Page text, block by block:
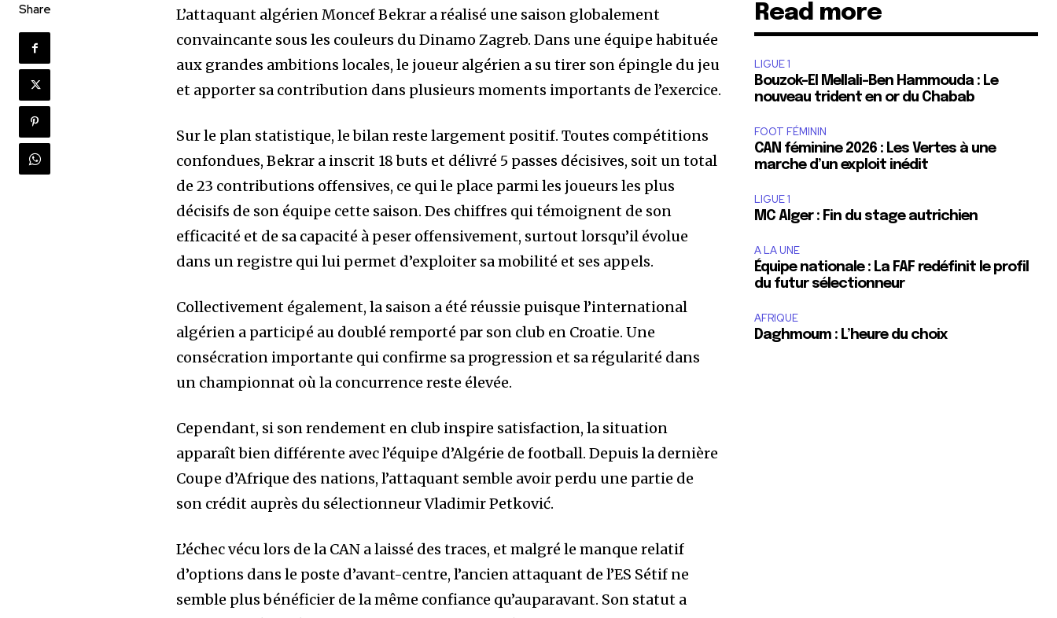
Share
L’attaquant algérien Moncef Bekrar a réalisé une saison globalement
convaincante sous les couleurs du Dinamo Zagreb. Dans une équipe habituée
aux grandes ambitions locales, le joueur algérien a su tirer son épingle du jeu
et apporter sa contribution dans plusieurs moments importants de l’exercice.
Sur le plan statistique, le bilan reste largement positif. Toutes compétitions
confondues, Bekrar a inscrit 18 buts et délivré 5 passes décisives, soit un total
de 23 contributions offensives, ce qui le place parmi les joueurs les plus
décisifs de son équipe cette saison. Des chiffres qui témoignent de son
efficacité et de sa capacité à peser offensivement, surtout lorsqu’il évolue
dans un registre qui lui permet d’exploiter sa mobilité et ses appels.
Collectivement également, la saison a été réussie puisque l’international
algérien a participé au doublé remporté par son club en Croatie. Une
consécration importante qui confirme sa progression et sa régularité dans
un championnat où la concurrence reste élevée.
Cependant, si son rendement en club inspire satisfaction, la situation
apparaît bien différente avec l’équipe d’Algérie de football. Depuis la dernière
Coupe d’Afrique des nations, l’attaquant semble avoir perdu une partie de
son crédit auprès du sélectionneur Vladimir Petković.
L’échec vécu lors de la CAN a laissé des traces, et malgré le manque relatif
d’options dans le poste d’avant-centre, l’ancien attaquant de l’ES Sétif ne
semble plus bénéficier de la même confiance qu’auparavant. Son statut a
Read more
LIGUE 1
Bouzok-El Mellali-Ben Hammouda : Le
nouveau trident en or du Chabab
FOOT FÉMININ
CAN féminine 2026 : Les Vertes à une
marche d’un exploit inédit
LIGUE 1
MC Alger : Fin du stage autrichien
A LA UNE
Équipe nationale : La FAF redéfinit le profil
du futur sélectionneur
AFRIQUE
Daghmoum : L’heure du choix